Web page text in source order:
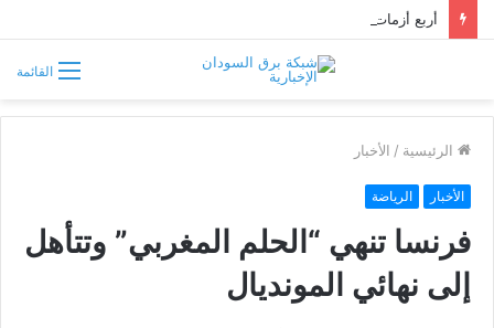
القائمة
الرئيسية / الأخبار
الأخبار الرياضة
فرنسا تنهي “الحلم المغربي” وتتأهل
إلى نهائي المونديال